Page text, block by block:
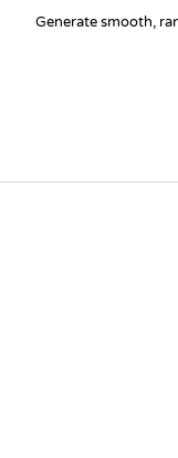
Generate smooth,